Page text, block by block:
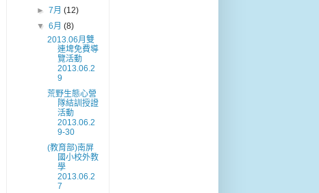
►7月(12)
▼6月(8)
2013.06月雙
連埤免費導
覽活動
2013.06.2
9
荒野生態心營
隊結訓授證
活動
2013.06.2
9-30
(教育部)南屏
國小校外教
學
2013.06.2
7